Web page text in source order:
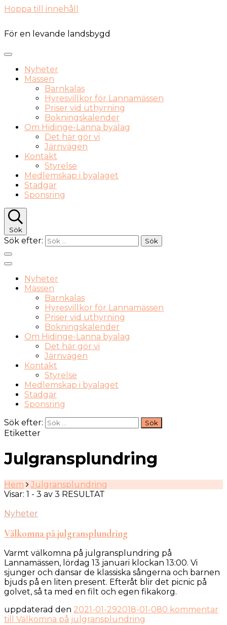
Hoppa till innehåll
För en levande landsbygd
Nyheter
Mässen
Barnkalas
Hyresvillkor för Lannamässen
Priser vid uthyrning
Bokningskalender
Om Hidinge-Lanna byalag
Det här gör vi
Järnvägen
Kontakt
Styrelse
Medlemskap i byalaget
Stadgar
Sponsring
Sök
Sök efter:
Nyheter
Mässen
Barnkalas
Hyresvillkor för Lannamässen
Priser vid uthyrning
Bokningskalender
Om Hidinge-Lanna byalag
Det här gör vi
Järnvägen
Kontakt
Styrelse
Medlemskap i byalaget
Stadgar
Sponsring
Sök efter:
Etiketter
Julgransplundring
Hem
Julgransplundring
Visar: 1 - 3 av 3 RESULTAT
Nyheter
Välkomna på julgransplundring
Varmt välkomna på julgransplundring på
Lannamässen, lördag 13 januari klockan 13:00. Vi
sjunger och dansar de klassiska sångerna och barnen
bjuds på en liten present. Efteråt blir det picnic på
golvet, så ta med en filt och egen fikakorg.
uppdaterad den 2021-01-292018-01-080 kommentar
till Välkomna på julgransplundring